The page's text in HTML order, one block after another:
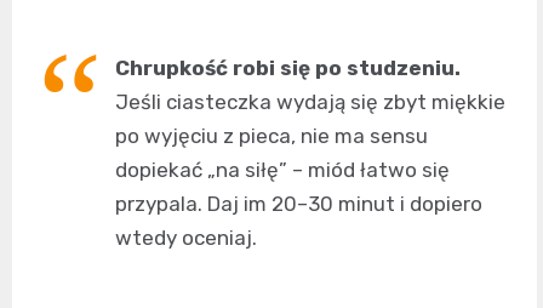
Chrupkość robi się po studzeniu.
Jeśli ciasteczka wydają się zbyt miękkie
po wyjęciu z pieca, nie ma sensu
dopiekać „na siłę” – miód łatwo się
przypala. Daj im 20–30 minut i dopiero
wtedy oceniaj.